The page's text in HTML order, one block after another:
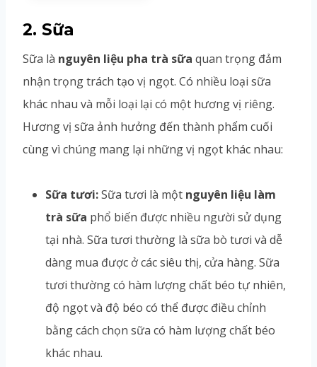
2. Sữa
Sữa là nguyên liệu pha trà sữa quan trọng đảm
nhận trọng trách tạo vị ngọt. Có nhiều loại sữa
khác nhau và mỗi loại lại có một hương vị riêng.
Hương vị sữa ảnh hưởng đến thành phẩm cuối
cùng vì chúng mang lại những vị ngọt khác nhau:
Sữa tươi:Sữa tươi là một nguyên liệu làm
trà sữa phổ biến được nhiều người sử dụng
tại nhà. Sữa tươi thường là sữa bò tươi và dễ
dàng mua được ở các siêu thị, cửa hàng. Sữa
tươi thường có hàm lượng chất béo tự nhiên,
độ ngọt và độ béo có thể được điều chỉnh
bằng cách chọn sữa có hàm lượng chất béo
khác nhau.